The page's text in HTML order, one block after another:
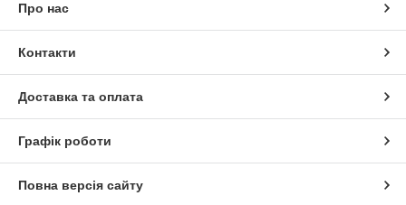
Про нас
Контакти
Доставка та оплата
Графік роботи
Повна версія сайту